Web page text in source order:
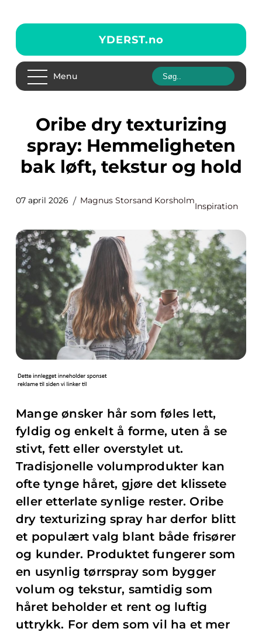
YDERST.no
Menu
Oribe dry texturizing
spray: Hemmeligheten
bak løft, tekstur og hold
07 april 2026 Magnus Storsand Korsholm
Inspiration
Mange ønsker hår som føles lett,
fyldig og enkelt å forme, uten å se
stivt, fett eller overstylet ut.
Tradisjonelle volumprodukter kan
ofte tynge håret, gjøre det klissete
eller etterlate synlige rester. Oribe
dry texturizing spray har derfor blitt
et populært valg blant både frisører
og kunder. Produktet fungerer som
en usynlig tørrspray som bygger
volum og tekstur, samtidig som
håret beholder et rent og luftig
uttrykk. For dem som vil ha et mer